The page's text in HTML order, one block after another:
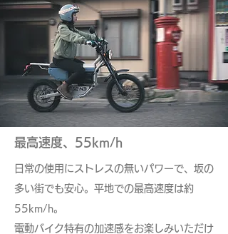
最高速度、55km/h
日常の使用にストレスの無いパワーで、坂の
多い街でも安心。平地での最高速度は約
55km/h。
​電動バイク特有の加速感をお楽しみいただけ